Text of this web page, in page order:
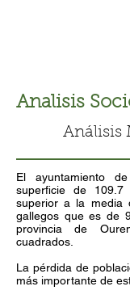
Analisis
Análisis
El ayuntamiento
superficie de
superior a la media
gallegos que es de
provincia de
cuadrados.
La pérdida de
más importante de